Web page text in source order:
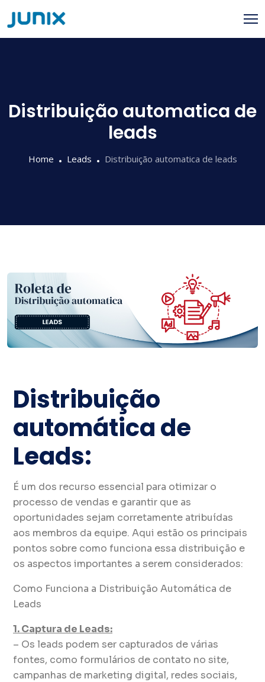
Distribuição automatica de
leads
Home Leads Distribuição automatica de leads
Distribuição
automática de
Leads:
É um dos recurso essencial para otimizar o
processo de vendas e garantir que as
oportunidades sejam corretamente atribuídas
aos membros da equipe. Aqui estão os principais
pontos sobre como funciona essa distribuição e
os aspectos importantes a serem considerados:
Como Funciona a Distribuição Automática de
Leads
1. Captura de Leads:
– Os leads podem ser capturados de várias
fontes, como formulários de contato no site,
campanhas de marketing digital, redes sociais,